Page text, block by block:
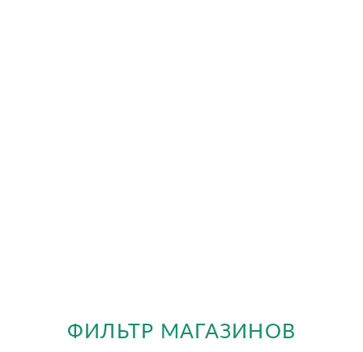
ФИЛЬТР МАГАЗИНОВ